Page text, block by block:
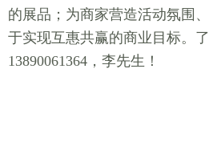
的展品；为商家营造活动氛围
于实现互惠共赢的商业目标。
13890061364，李先生！